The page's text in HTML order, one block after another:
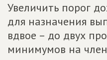
Увеличить порог
для назначения
вдвое – до двух
минимумов на